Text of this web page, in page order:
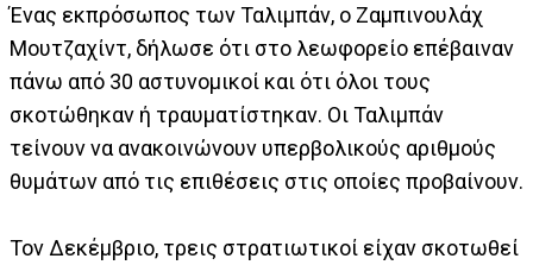
Ένας εκπρόσωπος των Ταλιμπάν, ο Ζαμπινουλάχ
Μουτζαχίντ, δήλωσε ότι στο λεωφορείο επέβαιναν
πάνω από 30 αστυνομικοί και ότι όλοι τους
σκοτώθηκαν ή τραυματίστηκαν. Οι Ταλιμπάν
τείνουν να ανακοινώνουν υπερβολικούς αριθμούς
θυμάτων από τις επιθέσεις στις οποίες προβαίνουν.
Τον Δεκέμβριο, τρεις στρατιωτικοί είχαν σκοτωθεί